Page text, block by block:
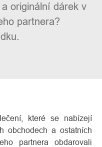
originální dárek v
partnera?
které se nabízejí
obchodech a ostatních
partnera obdarovali